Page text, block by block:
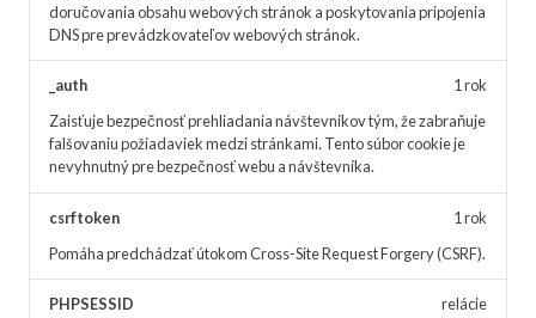
doručovania obsahu webových stránok a poskytovania pripojenia
DNS pre prevádzkovateľov webových stránok.
_auth
Zaisťuje bezpečnosť prehliadania návštevníkov tým, že zabraňuje
falšovaniu požiadaviek medzi stránkami. Tento súbor cookie je
nevyhnutný pre bezpečnosť webu a návštevníka.
1 rok
csrftoken
Pomáha predchádzať útokom Cross-Site Request Forgery (CSRF).
1 rok
PHPSESSID
relácie